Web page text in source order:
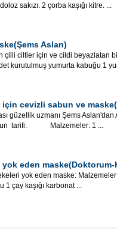
sakızı. 2 çorba kaşığı kitre. ...
Aslan)
ciltler için ve cildi beyazlatan
kurutulmuş yumurta kabuğu 1
cevizli sabun ve
uzmanı Şems Aslan'dan
tarifi: Malzemeler: 1 ...
eden maske(Doktorum-
yok eden maske: Malzemeler: 1
1 çay kaşığı karbonat ...